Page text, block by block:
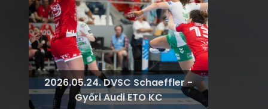
2026.05.24. DVSC Schaeffler -
Győri Audi ETO KC